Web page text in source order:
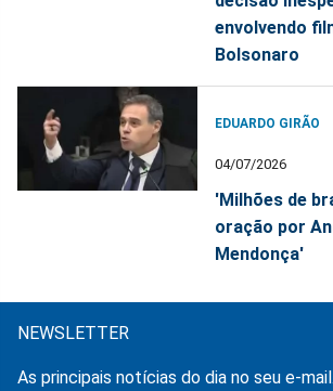
envolvendo
Bolsonaro
EDUARDO GIRÃO
04/07/2026
'Milhões de
oração por
Mendonça'
NEWSLETTER
As principais notícias do dia no seu e-mail.